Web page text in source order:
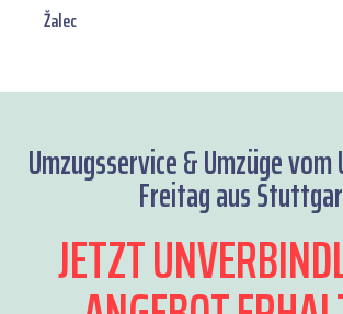
Žalec
Umzugsservice & Umzüge
Freitag aus
JETZT